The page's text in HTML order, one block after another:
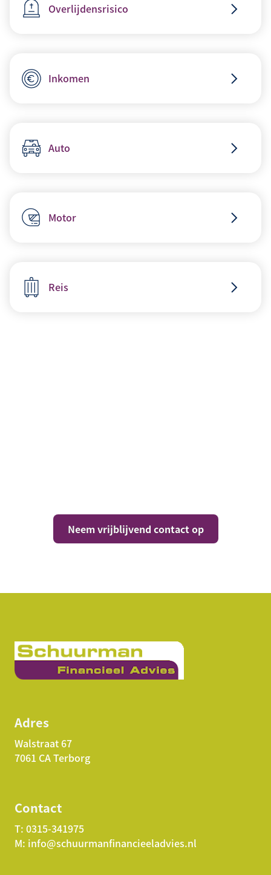
Overlijdensrisico
Inkomen
Auto
Motor
Reis
Neem vrijblijvend contact op
Adres
Walstraat 67
7061 CA Terborg
Contact
T: 0315-341975
M: info@schuurmanfinancieeladvies.nl